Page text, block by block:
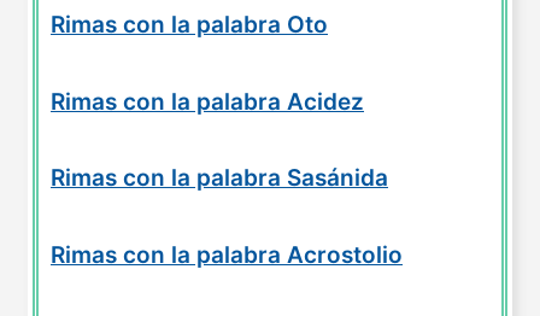
Rimas con la palabra Oto
Rimas con la palabra Acidez
Rimas con la palabra Sasánida
Rimas con la palabra Acrostolio